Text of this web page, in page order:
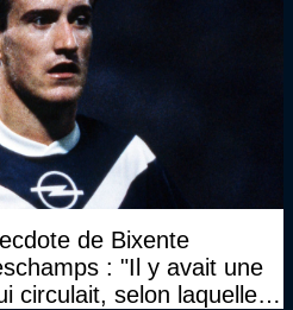
de Bixente
: "Il y avait une
circulait, selon laquelle il